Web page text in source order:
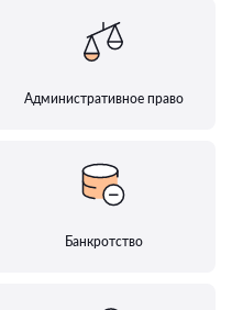
Административное право
Банкротство